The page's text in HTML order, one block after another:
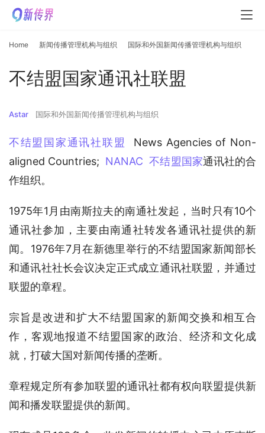
Home 新闻传播管理机构与组织 国际和外国新闻传播管理机构与组织
不结盟国家通讯社联盟
Astar 国际和外国新闻传播管理机构与组织
不结盟国家通讯社联盟
  News Agencies of Non-
aligned Countries; NANAC 不结盟国家通讯社的合
作组织。
1975年1月由南斯拉夫的南通社发起，当时只有10个
通讯社参加，主要由南通社转发各通讯社提供的新
闻。1976年7月在新德里举行的不结盟国家新闻部长
和通讯社社长会议决定正式成立通讯社联盟，并通过
联盟的章程。
宗旨是改进和扩大不结盟国家的新闻交换和相互合
作，客观地报道不结盟国家的政治、经济和文化成
就，打破大国对新闻传播的垄断。
章程规定所有参加联盟的通讯社都有权向联盟提供新
闻和播发联盟提供的新闻。